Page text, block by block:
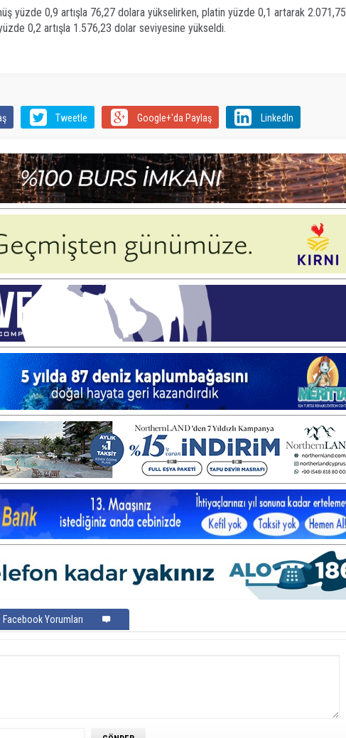
yüzde 0,9 artışla 76,27 dolara yükselirken, platin yüzde 0,1 artarak 2.071,75
0,2 artışla 1.576,23 dolar seviyesine yükseldi.
Tweetle Google+'da Paylaş LinkedIn
Facebook Yorumları